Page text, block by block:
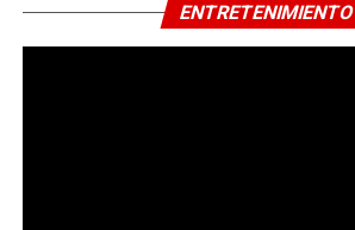
ENTRETENIMIENTO